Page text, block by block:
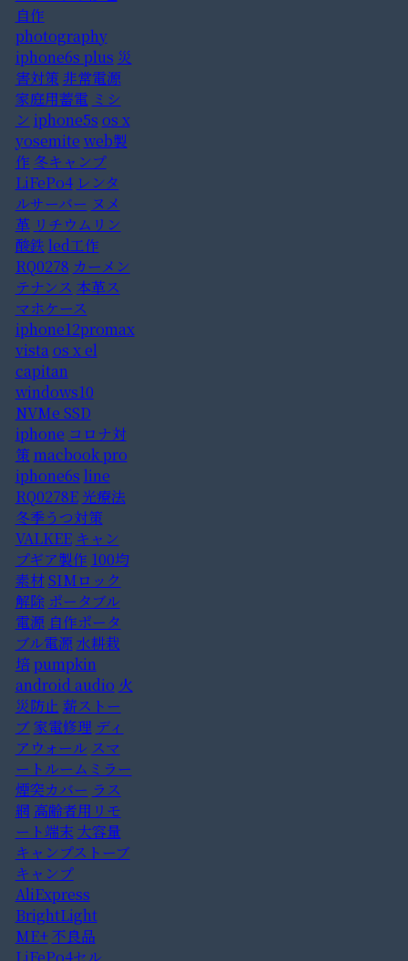
自作
photography
iphone6s plus 災
害対策非常電源
家庭用蓄電 ミシ
ン iphone5s os x
yosemite web製
作 冬キャンプ
LiFePo4 レンタ
ルサーバー ヌメ
革 リチウムリン
酸鉄 led工作
RQ0278 カーメン
テナンス 本革ス
マホケース
iphone12promax
vistaos x el
capitan
windows10
NVMe SSD
iphone コロナ対
策macbook pro
iphone6s line
RQ0278E 光療法
冬季うつ対策
VALKEE キャン
プギア製作 100均
素材SIMロック
解除 ポータブル
電源 自作ポータ
ブル電源水耕栽
培pumpkin
android audio 火
災防止 薪ストー
ブ家電修理 ディ
アウォール スマ
ートルームミラー
煙突カバー ラス
網 高齢者用リモ
ート端末大容量
キャンプストーブ
キャンプ
AliExpress
BrightLight
ME+不良品